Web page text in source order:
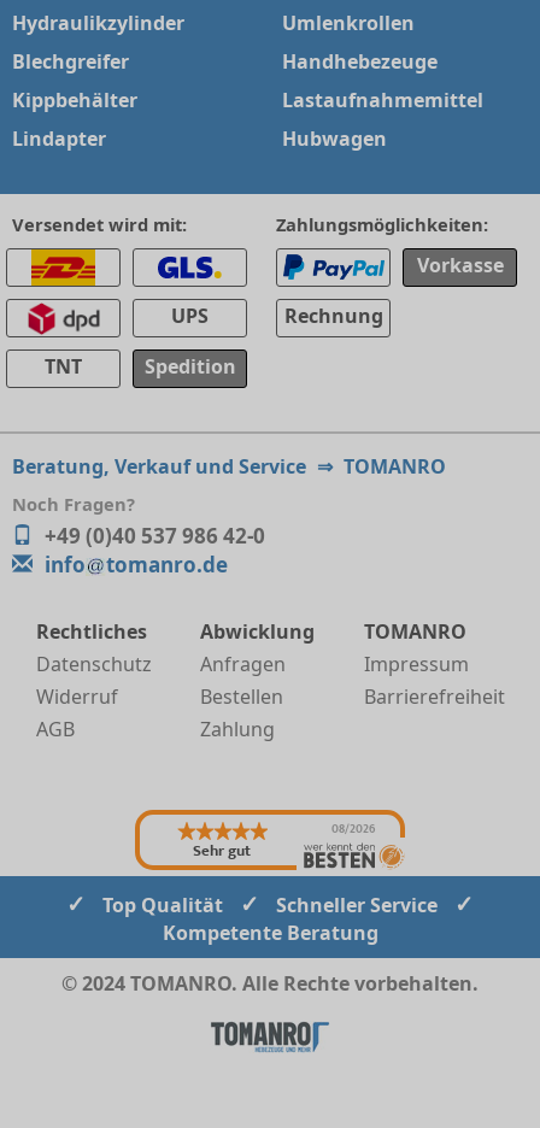
Hydraulikzylinder
Blechgreifer
Kippbehälter
Lindapter
Umlenkrollen
Handhebezeuge
Lastaufnahmemittel
Hubwagen
Versendet wird mit:
UPS
TNT
Spedition
Zahlungsmöglichkeiten:
Vorkasse
Rechnung
Beratung, Verkauf und Service ⇒ TOMANRO
Noch Fragen?
+49 (0)40 537 986 42-0
info
tomanro.de
Rechtliches
Datenschutz
Widerruf
AGB
Abwicklung
Anfragen
Bestellen
Zahlung
TOMANRO
Impressum
Barrierefreiheit
Sehr gut
08/2026
✓ Top Qualität ✓ Schneller Service ✓
Kompetente Beratung
© 2024 TOMANRO. Alle Rechte vorbehalten.